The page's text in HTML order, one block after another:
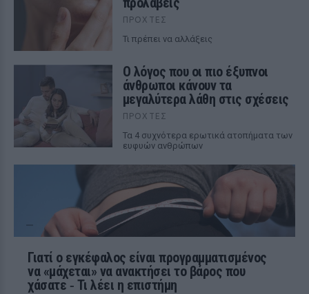
ΠΡΟΧΤΈΣ
Τι πρέπει να αλλάξεις
Ο λόγος που οι πιο έξυπνοι
άνθρωποι κάνουν τα
μεγαλύτερα λάθη στις σχέσεις
ΠΡΟΧΤΈΣ
Τα 4 συχνότερα ερωτικά ατοπήματα των
ευφυών ανθρώπων
Γιατί ο εγκέφαλος είναι προγραμματισμένος
να «μάχεται» να ανακτήσει το βάρος που
χάσατε ‑ Τι λέει η επιστήμη